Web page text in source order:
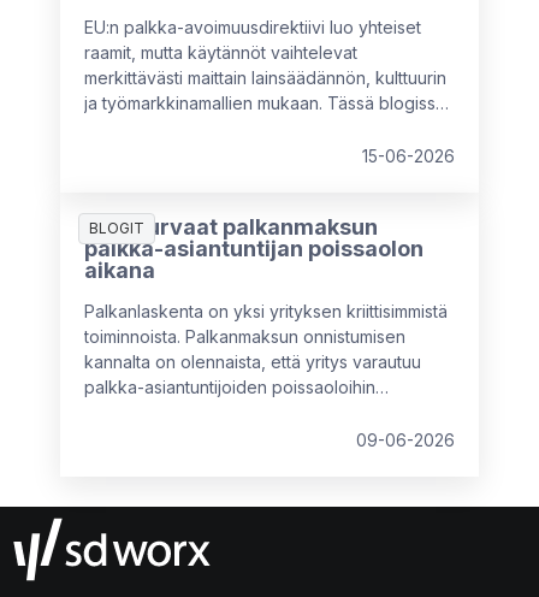
EU:n palkka-avoimuusdirektiivi luo yhteiset
raamit, mutta käytännöt vaihtelevat
merkittävästi maittain lainsäädännön, kulttuurin
ja työmarkkinamallien mukaan. Tässä blogissa
Ruotsin, Saksan, Alankomaiden, Italian ja
paikallinen mukautuminen on välttämätöntä.
15-06-2026
BLOGIT
Näin turvaat palkanmaksun
palkka-asiantuntijan poissaolon
aikana
Palkanlaskenta on yksi yrityksen kriittisimmistä
toiminnoista. Palkanmaksun onnistumisen
kannalta on olennaista, että yritys varautuu
palkka-asiantuntijoiden poissaoloihin
09-06-2026